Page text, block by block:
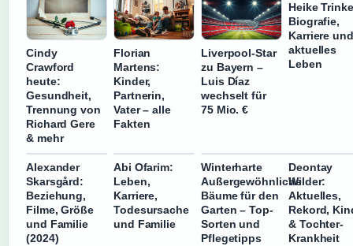
Cindy
Crawford
heute:
Gesundheit,
Trennung von
Richard Gere
& mehr
Florian
Martens:
Kinder,
Partnerin,
Vater – alle
Fakten
Liverpool-Star
zu Bayern –
Luis Díaz
wechselt für
75 Mio. €
Heike
Biografie,
Karriere und
aktuelles
Leben
Alexander
Skarsgård:
Beziehung,
Filme, Größe
und Familie
(2024)
Abi Ofarim:
Leben,
Karriere,
Todesursache
und Familie
Winterharte
Außergewöhnliche
Bäume für den
Garten – Top-
Sorten und
Pflegetipps
Deontay
Wilder:
Aktuelles,
Rekord,
& Tochter-
Krankheit